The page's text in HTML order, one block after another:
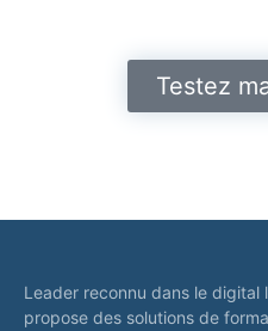
Testez
Leader reconnu dans le
propose des solutions de